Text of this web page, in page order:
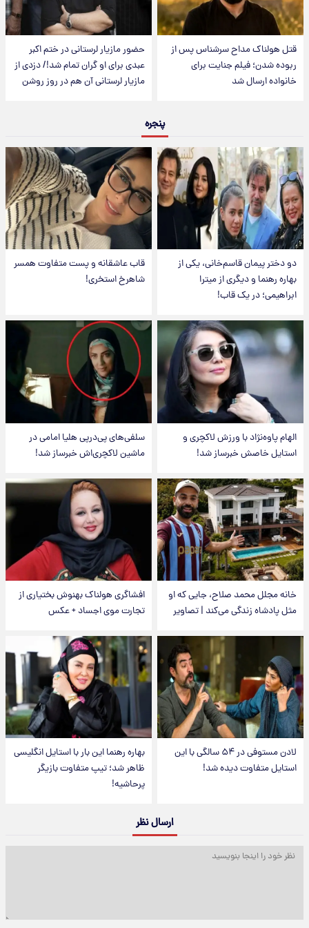
قتل هولناک مداح سرشناس پس از
ربوده شدن؛ فیلم جنایت برای
خانواده ارسال شد
حضور مازیار لرستانی در ختم اکبر
عبدی برای او گران تمام شد!/ دزدی از
مازیار لرستانی آن هم در روز روشن
پنجره
دو دختر پیمان قاسم‌خانی، یکی از
بهاره رهنما و دیگری از میترا
ابراهیمی؛ در یک قاب!
قاب عاشقانه و پست متفاوت همسر
شاهرخ استخری!
الهام پاوه‌نژاد با ورزش لاکچری و
استایل خاصش خبرساز شد!
سلفی‌های پی‌درپی هلیا امامی در
ماشین لاکچری‌اش خبرساز شد!
خانه مجلل محمد صلاح، جایی که او
مثل پادشاه زندگی می‌کند | تصاویر
افشاگری هولناک بهنوش بختیاری از
تجارت موی اجساد + عکس
لادن مستوفی در ۵۴ سالگی با این
استایل متفاوت دیده شد!
بهاره رهنما این بار با استایل انگلیسی
ظاهر شد؛ تیپ متفاوت بازیگر
پرحاشیه!
ارسال نظر